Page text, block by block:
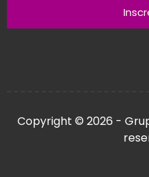
Copyright © 2026 -